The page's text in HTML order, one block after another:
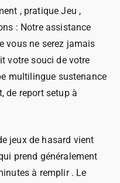
, pratique Jeu ,
: Notre assistance
vous ne serez jamais
votre souci de votre
multilingue sustenance
de report setup à
jeux de hasard vient
prend généralement
à remplir . Le